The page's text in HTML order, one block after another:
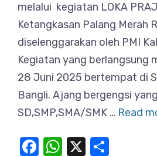
melalui kegiatan LOKA
Ketangkasan Palang Merah
diselenggarakan oleh PMI
Kegiatan yang berlangsung
28 Juni 2025 bertempat di
Bangli. Ajang bergengsi
SD,SMP,SMA/SMK … Read
F
W X